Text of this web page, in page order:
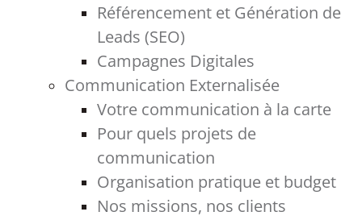
Référencement et Génération de
Leads (SEO)
Campagnes Digitales
Communication Externalisée
Votre communication à la carte
Pour quels projets de
communication
Organisation pratique et budget
Nos missions, nos clients